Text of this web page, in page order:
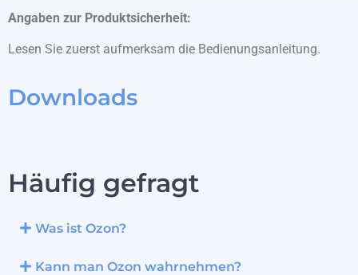
Angaben zur Produktsicherheit:
Lesen Sie zuerst aufmerksam die Bedienungsanleitung.
Downloads
Häufig gefragt
Was ist Ozon?
Kann man Ozon wahrnehmen?